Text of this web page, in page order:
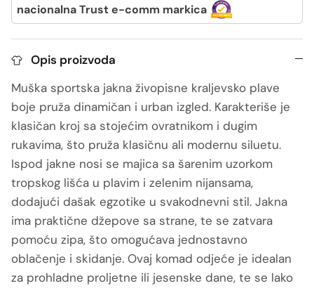
nacionalna Trust e-comm markica
Opis proizvoda
Muška sportska jakna živopisne kraljevsko plave
boje pruža dinamičan i urban izgled. Karakteriše je
klasičan kroj sa stojećim ovratnikom i dugim
rukavima, što pruža klasičnu ali modernu siluetu.
Ispod jakne nosi se majica sa šarenim uzorkom
tropskog lišća u plavim i zelenim nijansama,
dodajući dašak egzotike u svakodnevni stil. Jakna
ima praktične džepove sa strane, te se zatvara
pomoću zipa, što omogućava jednostavno
oblačenje i skidanje. Ovaj komad odjeće je idealan
za prohladne proljetne ili jesenske dane, te se lako